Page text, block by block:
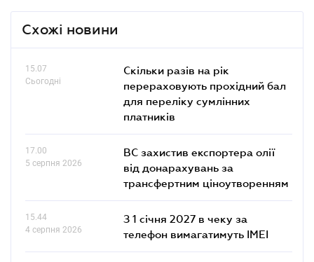
Схожі новини
15.07
Сьогодні
Скільки разів на рік
перераховують прохідний бал
для переліку сумлінних
платників
17.00
5 серпня 2026
ВС захистив експортера олії
від донарахувань за
трансфертним ціноутворенням
15.44
4 серпня 2026
З 1 січня 2027 в чеку за
телефон вимагатимуть IMEI